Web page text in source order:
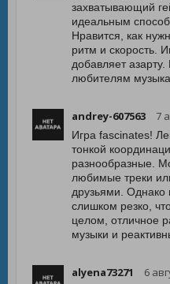
захватывающий
идеальным
Нравится, как
ритм и скорость.
добавляет
любителям
andrey-607563 7
Игра fascinates!
тонкой
разнообразные.
любимые треки
друзьями. Однако
слишком резко,
целом, отличное
музыки и
alyena73271 6